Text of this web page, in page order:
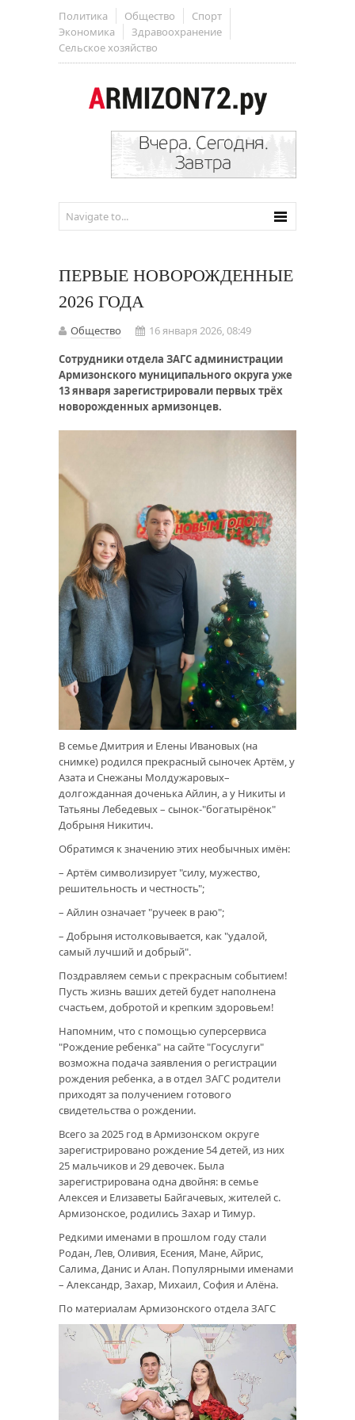
Политика Общество
Спорт
Экономика
Здравоохранение
Сельское хозяйство
ПЕРВЫЕ НОВОРОЖДЕННЫЕ
2026 ГОДА
Общество
16 января 2026, 08:49
Сотрудники отдела ЗАГС администрации
Армизонского муниципального округа уже
13 января зарегистрировали первых трёх
новорожденных армизонцев.
В семье Дмитрия и Елены Ивановых (на
снимке) родился прекрасный сыночек Артём, у
Азата и Снежаны Молдужаровых–
долгожданная доченька Айлин, а у Никиты и
Татьяны Лебедевых – сынок-"богатырёнок"
Добрыня Никитич.
Обратимся к значению этих необычных имён:
– Артём символизирует "силу, мужество,
решительность и честность";
– Айлин означает "ручеек в раю";
– Добрыня истолковывается, как "удалой,
самый лучший и добрый".
Поздравляем семьи с прекрасным событием!
Пусть жизнь ваших детей будет наполнена
счастьем, добротой и крепким здоровьем!
Напомним, что с помощью суперсервиса
"Рождение ребенка" на сайте "Госуслуги"
возможна подача заявления о регистрации
рождения ребенка, а в отдел ЗАГС родители
приходят за получением готового
свидетельства о рождении.
Всего за 2025 год в Армизонском округе
зарегистрировано рождение 54 детей, из них
25 мальчиков и 29 девочек. Была
зарегистрирована одна двойня: в семье
Алексея и Елизаветы Байгачевых, жителей с.
Армизонское, родились Захар и Тимур.
Редкими именами в прошлом году стали
Родан, Лев, Оливия, Есения, Мане, Айрис,
Салима, Данис и Алан. Популярными именами
– Александр, Захар, Михаил, София и Алёна.
По материалам Армизонского отдела ЗАГС